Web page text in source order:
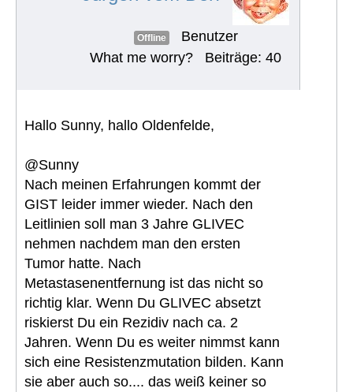
Offline
Benutzer
What me worry?
Beiträge: 40
Hallo Sunny, hallo Oldenfelde,
@Sunny
Nach meinen Erfahrungen kommt der
GIST leider immer wieder. Nach den
Leitlinien soll man 3 Jahre GLIVEC
nehmen nachdem man den ersten
Tumor hatte. Nach
Metastasenentfernung ist das nicht so
richtig klar. Wenn Du GLIVEC absetzt
riskierst Du ein Rezidiv nach ca. 2
Jahren. Wenn Du es weiter nimmst kann
sich eine Resistenzmutation bilden. Kann
sie aber auch so.... das weiß keiner so